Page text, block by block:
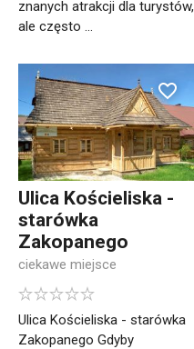
znanych atrakcji dla turystów,
ale często ...
Ulica Kościeliska -
starówka
Zakopanego
ciekawe miejsce
Ulica Kościeliska - starówka
Zakopanego Gdyby